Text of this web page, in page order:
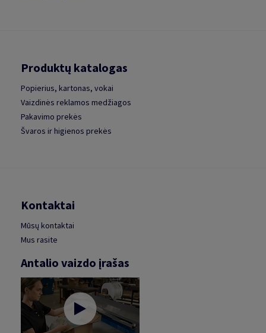
Produktų katalogas
Popierius, kartonas, vokai
Vaizdinės reklamos medžiagos
Pakavimo prekės
Švaros ir higienos prekės
Kontaktai
Mūsų kontaktai
Mus rasite
Antalio vaizdo įrašas